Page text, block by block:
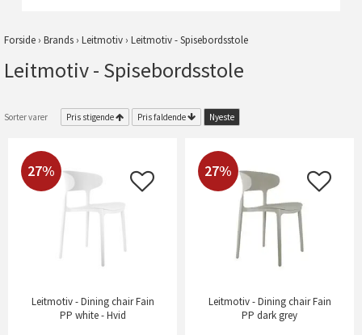
Forside › Brands › Leitmotiv › Leitmotiv - Spisebordsstole
Leitmotiv - Spisebordsstole
Sorter varer Pris stigende Pris faldende Nyeste
27%
Leitmotiv - Dining chair Fain
PP white - Hvid
27%
Leitmotiv - Dining chair Fain
PP dark grey